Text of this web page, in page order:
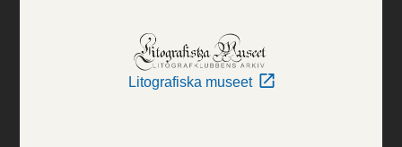
Litografiska museet